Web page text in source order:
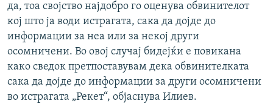
да, тоа својство најдобро го оценува обвинителот
кој што ја води истрагата, сака да дојде до
информации за неа или за некој други
осомничени. Во овој случај бидејќи е повикана
како сведок претпоставувам дека обвинителката
сака да дојде до информации за други осомничени
во истрагата „Рекет“, објаснува Илиев.